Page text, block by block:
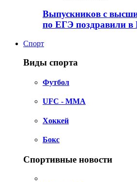
Выпускников с
по ЕГЭ поздравили в
Спорт
Виды спорта
Футбол
UFC - MMA
Хоккей
Бокс
Спортивные новости